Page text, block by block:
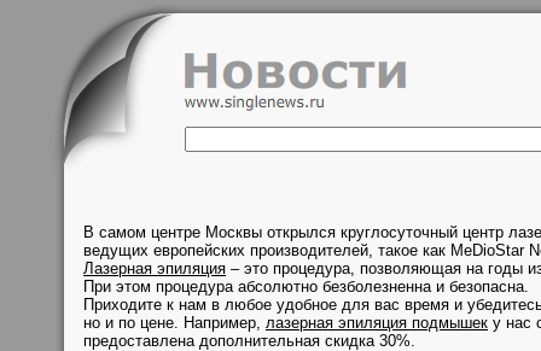
В самом центре Москвы открылся круглосуточный центр
ведущих европейских производителей, такое как MeDioStar
Лазерная эпиляция – это процедура, позволяющая на годы
При этом процедура абсолютно безболезненна и безопасна.
Приходите к нам в любое удобное для вас время и
но и по цене. Например, лазерная эпиляция подмышек у нас
предоставлена дополнительная скидка 30%.